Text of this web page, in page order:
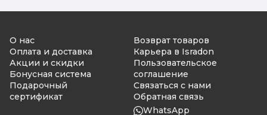
О нас
Оплата и доставка
Акции и скидки
Бонусная система
Подарочный
сертификат
Возврат товаров
Карьера в Isradon
Пользовательское
соглашение
Связаться с нами
Обратная связь
WhatsApp